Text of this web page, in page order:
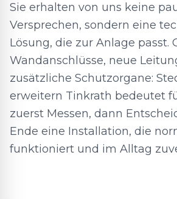
Sie erhalten von uns keine
Versprechen, sondern eine
Lösung, die zur Anlage passt.
Wandanschlüsse, neue
zusätzliche Schutzorgane:
erweitern Tinkrath bedeutet
zuerst Messen, dann
Ende eine Installation, die
funktioniert und im Alltag